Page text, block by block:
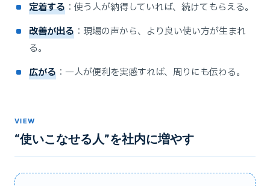
定着する ：使う人が納得していれば、続けてもらえる。
改善が出る ：現場の声から、より良い使い方が生まれ
る。
広がる ：一人が便利を実感すれば、周りにも伝わる。
VIEW
“使いこなせる人”を社内に増やす